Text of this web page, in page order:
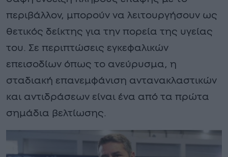
περιβάλλον, μπορούν να λειτουργήσουν ως
θετικός δείκτης για την πορεία της υγείας
του. Σε περιπτώσεις εγκεφαλικών
επεισοδίων όπως το ανεύρυσμα, η
σταδιακή επανεμφάνιση αντανακλαστικών
και αντιδράσεων είναι ένα από τα πρώτα
σημάδια βελτίωσης.